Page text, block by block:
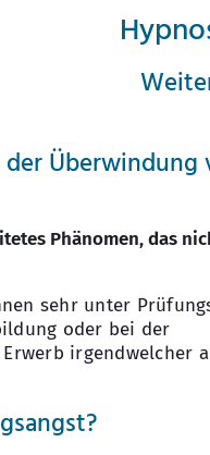
Überwindung
Phänomen, das
sehr unter
oder bei der
irgendwelcher